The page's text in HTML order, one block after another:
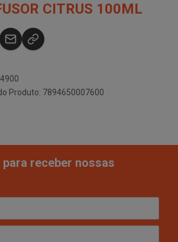
CITRUS 100ML
Produto: 7894650007600
receber nossas